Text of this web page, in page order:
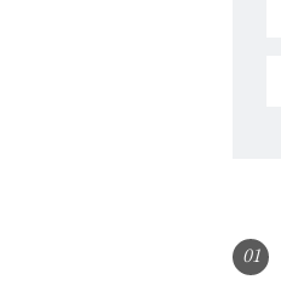
01